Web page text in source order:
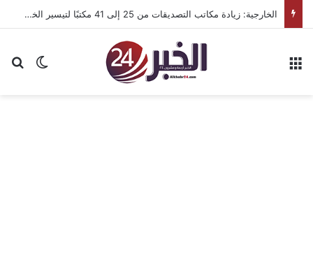
الخارجية: زيادة مكاتب التصديقات من 25 إلى 41 مكتبًا لتيسير الخدمات القنصلية للمصريين
الوضع